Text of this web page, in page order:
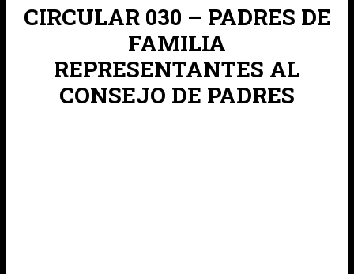
CIRCULAR 030 – PADRES DE
FAMILIA
REPRESENTANTES AL
CONSEJO DE PADRES